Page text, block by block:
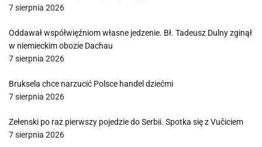
7 sierpnia 2026
Oddawał współwięźniom własne jedzenie. Bł. Tadeusz Dulny zginął
w niemieckim obozie Dachau
7 sierpnia 2026
Bruksela chce narzucić Polsce handel dziećmi
7 sierpnia 2026
Zełenski po raz pierwszy pojedzie do Serbii. Spotka się z Vučiciem
7 sierpnia 2026